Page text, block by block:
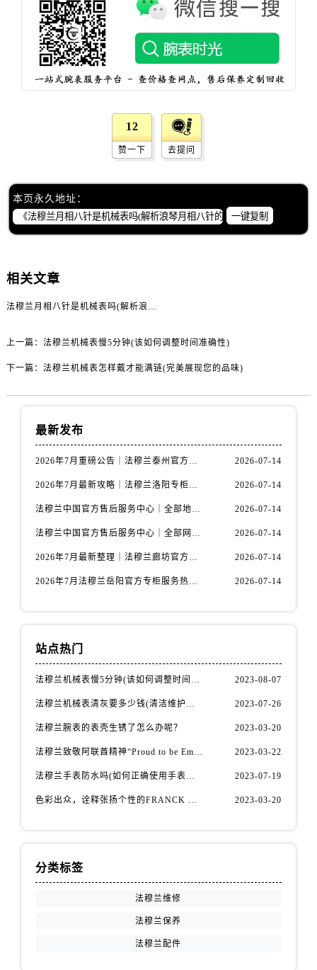
辽宁省抚顺市新抚区东一路法穆兰售后服务中心（需提前预约）
辽宁省盘锦市兴隆台区石油大街法穆兰售后服务中心（需提前预约）
天津市和平区赤峰道136号天津国际金融中心26层2603室法穆兰售后服务中心（需提前预约）
12
赞一下 去提问
本页永久地址：
一键复制
相关文章
法穆兰月相八针是机械表吗(解析浪琴月相八针的工作原理)
上一篇： 法穆兰机械表慢5分钟(该如何调整时间准确性)
下一篇： 法穆兰机械表怎样戴才能满链(完美展现您的品味)
最新发布
2026年7月重磅公告｜法穆兰泰州官方专柜服务热线攻略，权威信息一表清 2026-07-14
2026年7月最新攻略｜法穆兰洛阳专柜官方客服电话与门店信息一网打尽 2026-07-14
法穆兰中国官方售后服务中心｜全部地址与售后服务电话权威信息通知（2026年7月最新） 2026-07-14
法穆兰中国官方售后服务中心｜全部网点地址与热线权威信息通告（2026年7月最新） 2026-07-14
2026年7月最新整理｜法穆兰廊坊官方专柜名录及客户服务电话，一篇看懂！ 2026-07-14
2026年7月法穆兰岳阳官方专柜服务热线公告｜附客户服务联系最新指南 2026-07-14
站点热门
法穆兰机械表慢5分钟(该如何调整时间准确性) 2023-08-07
法穆兰机械表清灰要多少钱(清洁维护费用详解) 2023-07-26
法穆兰腕表的表壳生锈了怎么办呢？ 2023-03-20
法穆兰致敬阿联酋精神“Proud to be Emirati”系列限量腕表 2023-03-22
法穆兰手表防水吗(如何正确使用手表防水功能) 2023-07-19
色彩出众，诠释张扬个性的FRANCK MULLER法穆兰Vanguard Aqua Bleu系列腕表 2023-03-20
分类标签
法穆兰维修
法穆兰保养
法穆兰配件